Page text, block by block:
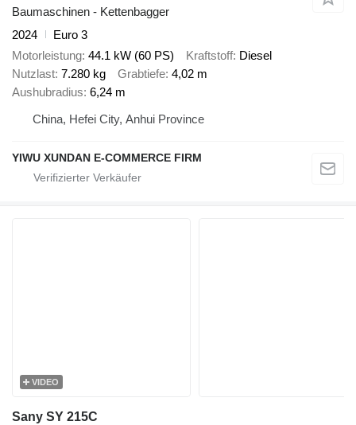
Baumaschinen - Kettenbagger
2024
Euro 3
Motorleistung 44.1 kW (60 PS) Kraftstoff Diesel
Nutzlast 7.280 kg Grabtiefe 4,02 m
Aushubradius 6,24 m
China, Hefei City, Anhui Province
YIWU XUNDAN E-COMMERCE FIRM
VIDEO
Sany SY 215C